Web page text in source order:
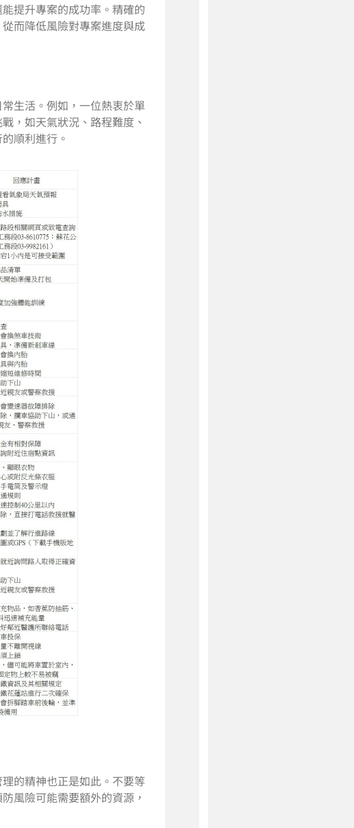
提升專案的成功率。精確的
而降低風險對專案進度與成
生活。例如，一位熱衷於單
，如天氣狀況、路程難度、
順利進行。
的精神也正是如此。不要等
風險可能需要額外的資源，